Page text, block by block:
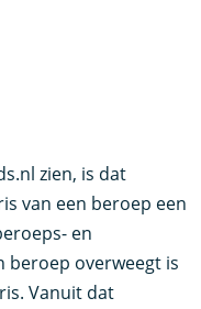
zien, is dat
van een beroep een
en
beroep overweegt is
Vanuit dat